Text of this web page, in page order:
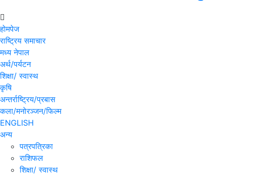
होमपेज
राष्ट्रिय समाचार
मध्य नेपाल
अर्थ/पर्यटन
शिक्षा/ स्वास्थ
कृषि
अन्तर्राष्ट्रिय/प्रबास
कला/मनोरञ्जन/फिल्म
ENGLISH
अन्य
पत्रपत्रिका
राशिफल
शिक्षा/ स्वास्थ